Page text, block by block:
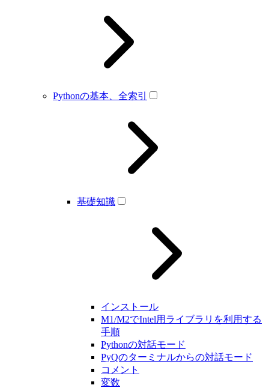
Pythonの基本、全索引
基礎知識
インストール
M1/M2でIntel用ライブラリを利用する
手順
Pythonの対話モード
PyQのターミナルからの対話モード
コメント
変数